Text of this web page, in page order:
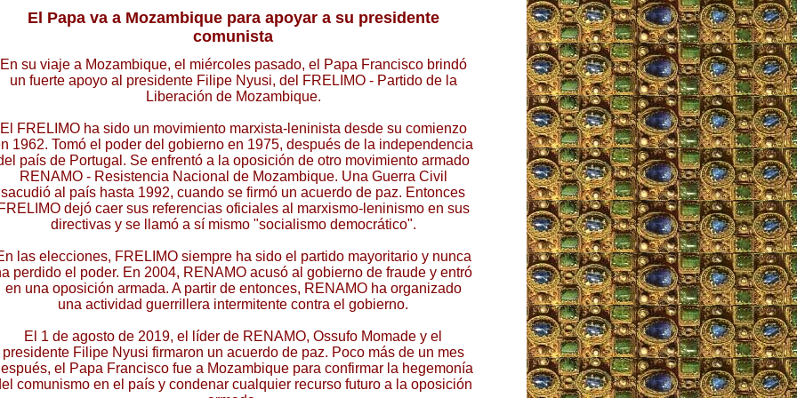
El Papa va a Mozambique para apoyar a su presidente
comunista
En su viaje a Mozambique, el miércoles pasado, el Papa Francisco brindó
un fuerte apoyo al presidente Filipe Nyusi, del FRELIMO - Partido de la
Liberación de Mozambique.
El FRELIMO ha sido un movimiento marxista-leninista desde su comienzo
1962. Tomó el poder del gobierno en 1975, después de la independencia
país de Portugal. Se enfrentó a la oposición de otro movimiento armado
RENAMO - Resistencia Nacional de Mozambique. Una Guerra Civil
sacudió al país hasta 1992, cuando se firmó un acuerdo de paz. Entonces
dejó caer sus referencias oficiales al marxismo-leninismo en sus
directivas y se llamó a sí mismo "socialismo democrático".
las elecciones, FRELIMO siempre ha sido el partido mayoritario y nunca
perdido el poder. En 2004, RENAMO acusó al gobierno de fraude y entró
en una oposición armada. A partir de entonces, RENAMO ha organizado
una actividad guerrillera intermitente contra el gobierno.
El 1 de agosto de 2019, el líder de RENAMO, Ossufo Momade y el
presidente Filipe Nyusi firmaron un acuerdo de paz. Poco más de un mes
el Papa Francisco fue a Mozambique para confirmar la hegemonía
comunismo en el país y condenar cualquier recurso futuro a la oposición